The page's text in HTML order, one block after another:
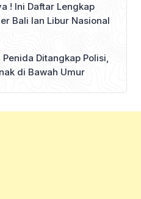
! Ini Daftar Lengkap
Bali lan Libur Nasional
Ditangkap Polisi,
di Bawah Umur